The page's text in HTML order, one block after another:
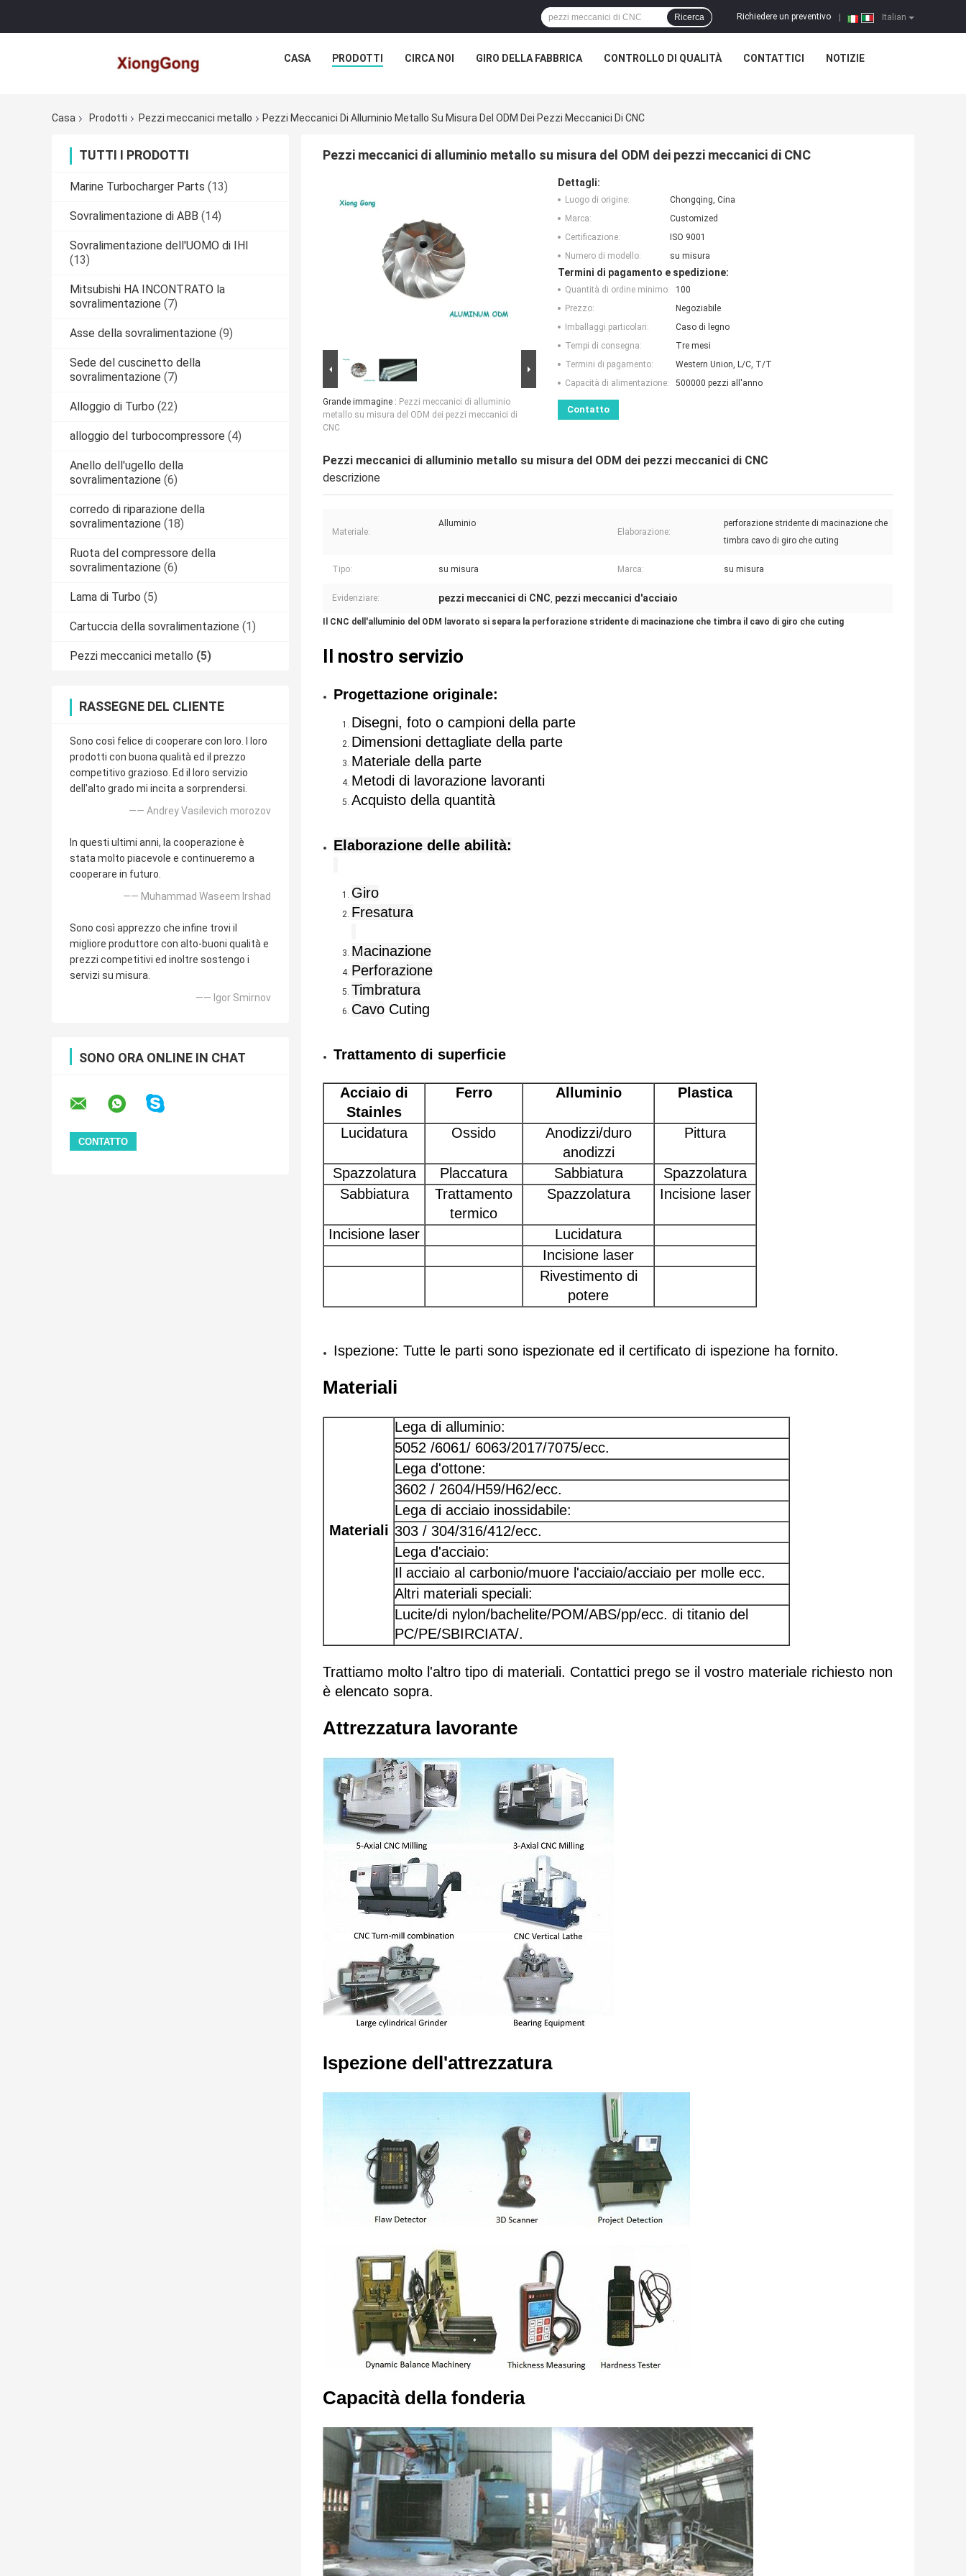
Italian
Richiedere un preventivo
Ricerca
CASA PRODOTTI CIRCA NOI GIRO DELLA FABBRICA CONTROLLO DI QUALITÀ CONTATTICI NOTIZIE
Casa Prodotti Pezzi meccanici metallo Pezzi Meccanici Di Alluminio Metallo Su Misura Del ODM Dei Pezzi Meccanici Di CNC
TUTTI I PRODOTTI
Marine Turbocharger Parts (13)
Sovralimentazione di ABB (14)
Sovralimentazione dell'UOMO di IHI
(13)
Mitsubishi HA INCONTRATO la
sovralimentazione (7)
Asse della sovralimentazione (9)
Sede del cuscinetto della
sovralimentazione (7)
Alloggio di Turbo (22)
alloggio del turbocompressore (4)
Anello dell'ugello della
sovralimentazione (6)
corredo di riparazione della
sovralimentazione (18)
Ruota del compressore della
sovralimentazione (6)
Lama di Turbo (5)
Cartuccia della sovralimentazione (1)
Pezzi meccanici metallo (5)
RASSEGNE DEL CLIENTE
Sono così felice di cooperare con loro. I loro
prodotti con buona qualità ed il prezzo
competitivo grazioso. Ed il loro servizio
dell'alto grado mi incita a sorprendersi.
—— Andrey Vasilevich morozov
In questi ultimi anni, la cooperazione è
stata molto piacevole e continueremo a
cooperare in futuro.
—— Muhammad Waseem Irshad
Sono così apprezzo che infine trovi il
migliore produttore con alto-buoni qualità e
prezzi competitivi ed inoltre sostengo i
servizi su misura.
—— Igor Smirnov
SONO ORA ONLINE IN CHAT
Pezzi meccanici di alluminio metallo su misura del ODM dei pezzi meccanici di CNC
Grande immagine : Pezzi meccanici di alluminio
metallo su misura del ODM dei pezzi meccanici di
CNC
Dettagli:
Luogo di origine:
Chongqing, Cina
Marca:
Customized
Certificazione:
ISO 9001
Numero di modello:
su misura
Termini di pagamento e spedizione:
Quantità di ordine minimo:
100
Prezzo:
Negoziabile
Imballaggi particolari:
Caso di legno
Tempi di consegna:
Tre mesi
Termini di pagamento:
Western Union, L/C, T/T
Capacità di alimentazione:
500000 pezzi all'anno
Contatto
Pezzi meccanici di alluminio metallo su misura del ODM dei pezzi meccanici di CNC
descrizione
Materiale:
Alluminio
Elaborazione:
perforazione stridente di macinazione che
timbra cavo di giro che cuting
Tipo: su misura Marca: su misura
Evidenziare: pezzi meccanici di CNC, pezzi meccanici d'acciaio
Il CNC dell'alluminio del ODM lavorato si separa la perforazione stridente di macinazione che timbra il cavo di giro che cuting
Il nostro servizio
Progettazione originale:
Disegni, foto o campioni della parte
Dimensioni dettagliate della parte
Materiale della parte
Metodi di lavorazione lavoranti
Acquisto della quantità
Elaborazione delle abilità:
Giro
Fresatura
Macinazione
Perforazione
Timbratura
Cavo Cuting
Trattamento di superficie
Acciaio di
Stainles
Ferro Alluminio Plastica
Lucidatura Ossido
Anodizzi/duro
anodizzi
Pittura
Spazzolatura Placcatura Sabbiatura
Spazzolatura
Sabbiatura
Trattamento
termico
Spazzolatura Incisione laser
Incisione laser
Lucidatura
Incisione laser
Rivestimento di
potere
Ispezione: Tutte le parti sono ispezionate ed il certificato di ispezione ha fornito.
Materiali
Materiali
Lega di alluminio:
5052 /6061/ 6063/2017/7075/ecc.
Lega d'ottone:
3602 / 2604/H59/H62/ecc.
Lega di acciaio inossidabile:
303 / 304/316/412/ecc.
Lega d'acciaio:
Il acciaio al carbonio/muore l'acciaio/acciaio per molle ecc.
Altri materiali speciali:
Lucite/di nylon/bachelite/POM/ABS/pp/ecc. di titanio del
PC/PE/SBIRCIATA/.
Trattiamo molto l'altro tipo di materiali. Contattici prego se il vostro materiale richiesto non
è elencato sopra.
Attrezzatura lavorante
Ispezione dell'attrezzatura
Capacità della fonderia